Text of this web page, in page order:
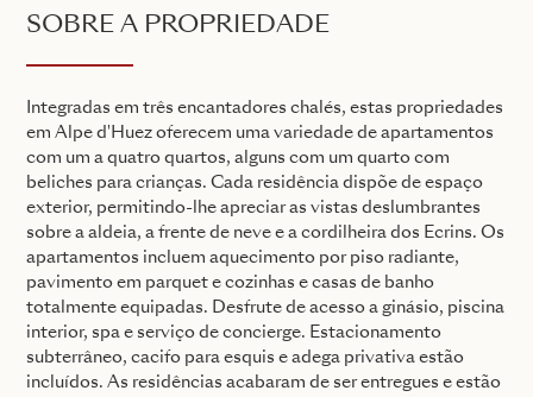
SOBRE A PROPRIEDADE
Integradas em três encantadores chalés, estas propriedades
em Alpe d'Huez oferecem uma variedade de apartamentos
com um a quatro quartos, alguns com um quarto com
beliches para crianças. Cada residência dispõe de espaço
exterior, permitindo-lhe apreciar as vistas deslumbrantes
sobre a aldeia, a frente de neve e a cordilheira dos Ecrins. Os
apartamentos incluem aquecimento por piso radiante,
pavimento em parquet e cozinhas e casas de banho
totalmente equipadas. Desfrute de acesso a ginásio, piscina
interior, spa e serviço de concierge. Estacionamento
subterrâneo, cacifo para esquis e adega privativa estão
incluídos. As residências acabaram de ser entregues e estão